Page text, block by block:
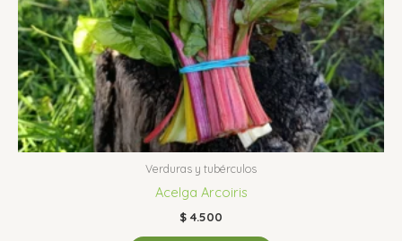
Verduras y tubérculos
Acelga Arcoiris
$ 4.500